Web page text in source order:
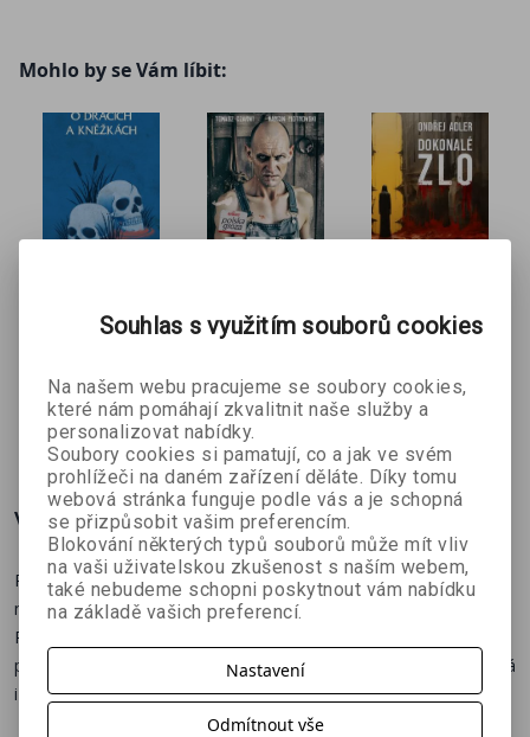
pozornosti. Teď je ale v centru dění – s krví na rukou a se
nebo něčím mnohem děsivějším?
Robert očekává rutinní konzultace. Všechno je jasné.
Alespoň do chvíle, než se s Alexandrou poprvé setká. Pak
už nedává smysl vůbec nic.
Mohlo by se Vám líbit:
O dracích a
Kadečková
359 Kč 399 Kč
Folk
Tomasz
Marcin
Piotrowski
224 Kč
Dokonalé
zlo
Více o knize
Psychologický thriller, ve kterém hranice mezi vinou a šílenstvím
neexistují.
Robert Jenkins je uznávaný soudní psychiatr a případ, který mu
přistane na stole, mu zajistí víc než jen profesní renomé – možná
i nesmrtelnost.
Souhlas s využitím souborů cookies
Na našem webu pracujeme se soubory cookies,
které nám pomáhají zkvalitnit naše služby a
personalizovat nabídky.
Soubory cookies si pamatují, co a jak ve svém
prohlížeči na daném zařízení děláte. Díky tomu
webová stránka funguje podle vás a je schopná
se přizpůsobit vašim preferencím.
Blokování některých typů souborů může mít vliv
na vaši uživatelskou zkušenost s naším webem,
také nebudeme schopni poskytnout vám nabídku
na základě vašich preferencí.
Nastavení
Odmítnout vše